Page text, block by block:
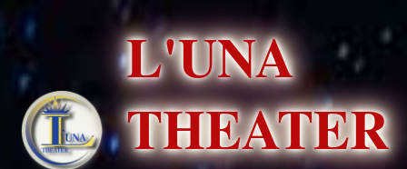
Zum
Inhalt
springen
L'UNA
THEATER